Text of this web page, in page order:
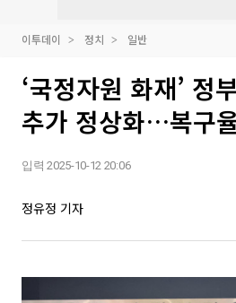
이투데이 정치 일반
‘국정자원 화재’ 정
추가 정상화…복구
입력 2025-10-12 20:06
정유정 기자